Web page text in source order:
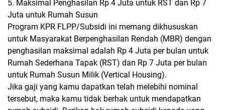
5. Maksimal Penghasilan Rp 4 Juta untuk RST dan Rp 7
Juta untuk Rumah Susun
Program KPR FLPP/Subsidi ini memang dikhususkan
untuk Masyarakat Berpenghasilan Rendah (MBR) dengan
penghasilan maksimal adalah Rp 4 Juta per bulan untuk
Rumah Sederhana Tapak (RST) dan Rp 7 Juta per bulan
untuk Rumah Susun Milik (Vertical Housing).
Jika gaji yang kamu dapatkan telah melebihi nominal
tersebut, maka kamu tidak berhak untuk mendapatkan